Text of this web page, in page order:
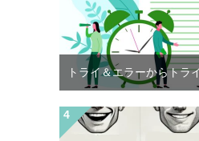
トライ＆エラーからトラ